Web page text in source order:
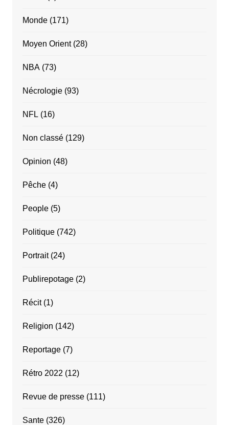
Monde(171)
Moyen Orient(28)
NBA(73)
Nécrologie(93)
NFL (16)
Non classé(129)
Opinion (48)
Pêche(4)
People(5)
Politique(742)
Portrait(24)
Publirepotage(2)
Récit(1)
Religion (142)
Reportage(7)
Rétro 2022 (12)
Revue de presse(111)
Sante(326)